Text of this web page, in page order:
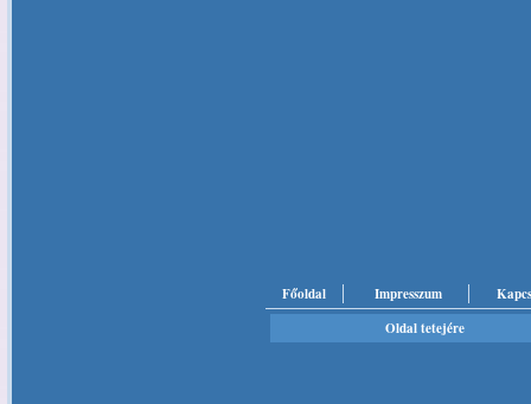
Főoldal Impresszum
Oldal tetejére